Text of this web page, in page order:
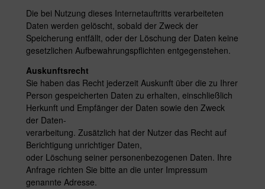
Die bei Nutzung dieses Internetauftritts verarbeiteten
Daten werden gelöscht, sobald der Zweck der
Speicherung entfällt, oder der Löschung der Daten keine
gesetzlichen Aufbewahrungspflichten entgegenstehen.
Auskunftsrecht
Sie haben das Recht jederzeit Auskunft über die zu Ihrer
Person gespeicherten Daten zu erhalten, einschließlich
Herkunft und Empfänger der Daten sowie den Zweck
der Daten-
verarbeitung. Zusätzlich hat der Nutzer das Recht auf
Berichtigung unrichtiger Daten,
oder Löschung seiner personenbezogenen Daten. Ihre
Anfrage richten Sie bitte an die unter Impressum
genannte Adresse.